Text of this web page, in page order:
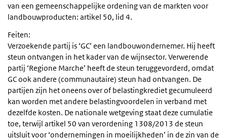
van een gemeenschappelijke ordening van de markten voor
landbouwproducten: artikel 50, lid 4.
Feiten:
Verzoekende partij is ‘GC’ een landbouwondernemer. Hij heeft
steun ontvangen in het kader van de wijnsector. Verwerende
partij ‘Regione Marche’ heeft de steun teruggevorderd, omdat
GC ook andere (communautaire) steun had ontvangen. De
partijen zijn het oneens over of belastingkrediet gecumuleerd
kan worden met andere belastingvoordelen in verband met
dezelfde kosten. De nationale wetgeving staat deze cumulatie
toe, terwijl artikel 50 van verordening 1308/2013 de steun
uitsluit voor ‘ondernemingen in moeilijkheden’ in de zin van de